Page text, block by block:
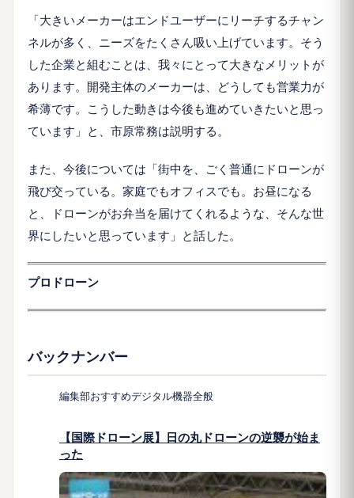
「大きいメーカーはエンドユーザーにリーチするチャン
ネルが多く、ニーズをたくさん吸い上げています。そう
した企業と組むことは、我々にとって大きなメリットが
あります。開発主体のメーカーは、どうしても営業力が
希薄です。こうした動きは今後も進めていきたいと思っ
ています」と、市原常務は説明する。
また、今後については「街中を、ごく普通にドローンが
飛び交っている。家庭でもオフィスでも。お昼になる
と、ドローンがお弁当を届けてくれるような、そんな世
界にしたいと思っています」と話した。
プロドローン
バックナンバー
編集部おすすめデジタル機器全般
【国際ドローン展】日の丸ドローンの逆襲が始ま
った